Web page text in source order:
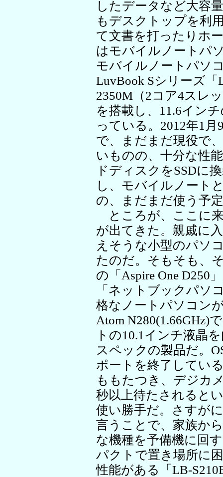
したデータなど大容
もデスクトップを利
て文書を打ったりホ
はモバイルノートパ
モバイルノートパソ
LuvBook Sシリーズ「
2350M（2コア4スレ
を搭載し、11.6イン
っている。2012年1
で、まだまだ現役で
いものの、十分な性
ドディスクをSSDに
し、モバイルノート
の、まだまだ使う予
ところが、ここに
が出てきた。親戚に
えそうな小型のパソ
たのだ。そもそも、
の「Aspire One D250
「ネットブックパソ
格なノートパソコン
Atom N280(1.66GHz)
トの10.1インチ液晶
スペックの製品だ。
ポートを終了してい
ももたつき、デジカ
秒以上待たされると
使い勝手だ。さすが
言うことで、家族か
な機種を予備機に回
パクトで置き場所に
性能がある「LB-